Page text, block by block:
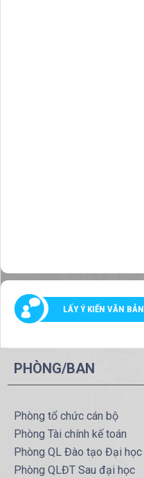
LẤY Ý KIẾN VĂN BẢN
PHÒNG/BAN
Phòng tổ chức cán bộ
Phòng Tài chính kế toán
Phòng QL Đào tạo Đại học
Phòng QLĐT Sau đại học